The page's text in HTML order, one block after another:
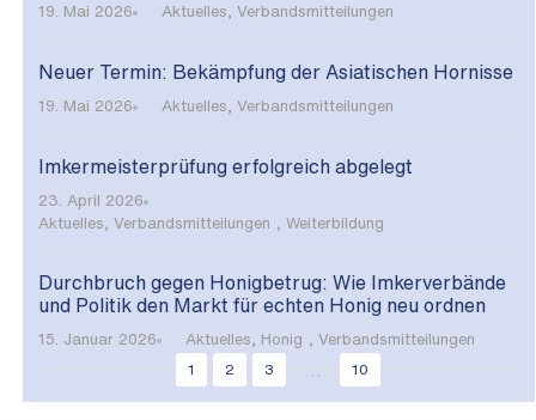
19. Mai 2026 Aktuelles Verbandsmitteilungen
Neuer Termin: Bekämpfung der Asiatischen Hornisse
19. Mai 2026 Aktuelles Verbandsmitteilungen
Imkermeisterprüfung erfolgreich abgelegt
23. April 2026
Aktuelles
Verbandsmitteilungen Weiterbildung
Durchbruch gegen Honigbetrug: Wie Imkerverbände
und Politik den Markt für echten Honig neu ordnen
15. Januar 2026 Aktuelles Honig
Verbandsmitteilungen
1
2 3 10